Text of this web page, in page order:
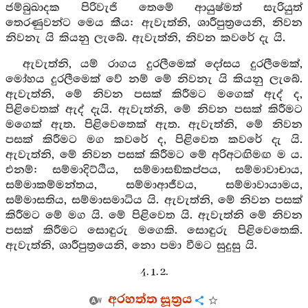
ජම්බුඛාදක පිරිවැජි තෙමේ ආයුෂ්මත් සැරියුත්
තෙරණුවන්ට මෙය කීය: ඇවැත්නි, ශාරීපුත්‍රයෙනි, නිවන
නිවනැ යි කියනු ලැබේ. ඇවැත්නි, නිවන කවරේ දැ යි.
ඇවැත්නි, යම් රාගය දුරලීමෙක් දෝසය දුරලීමෙක්,
මෝහය දුරලීමෙක් වේ නම් මේ නිවනැ යි කියනු ලැබේ.
ඇවැත්නි, මේ නිවන පසක් කිරීමට මගෙක් ඇද් ද,
පිළිවෙතක් ඇද් දැයි. ඇවැත්නි, මේ නිවන පසක් කිරීමට
මගෙක් ඇත. පිළිවෙතෙක් ඇත. ඇවැත්නි, මේ නිවන
පසක් කිරීමට මග කවරේ ද, පිළිවෙත කවරේ දැ යි.
ඇවැත්නි, මේ නිවන පසක් කිරීමට මේ අරිඅටඟිමඟ ම ය.
එනම්: සම්මාදිට්ඨිය, සම්මාසඞ්කප්පය, සම්මාවාචාය,
සම්මාකම්මන්තය, සම්මාආජීවය, සම්මාවායාමය,
සම්මාසතිය, සම්මාසමාධිය යි. ඇවැත්නි, මේ නිවන පසක්
කිරීමට මේ මග යි. මේ පිළිවෙත යි. ඇවැත්නි මේ නිවන
පසක් කිරීමට සොඳුරු මගෙකි. සොඳුරු පිළිවෙතෙකි.
ඇවැත්නි, ශාරීපුත්‍රයෙනි, නො පමා වීමට සුදුසු යි.
4. 1. 2.
අරහත්ත සූත්‍රය